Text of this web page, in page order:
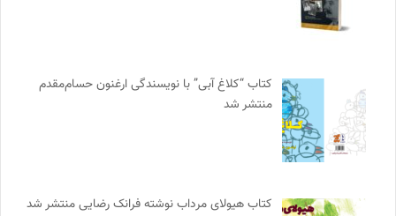
کتاب “کلاغ آبی” با نویسندگی ارغنون حسام‌مقدم
منتشر شد
کتاب هیولای مرداب نوشته فرانک رضایی منتشر شد